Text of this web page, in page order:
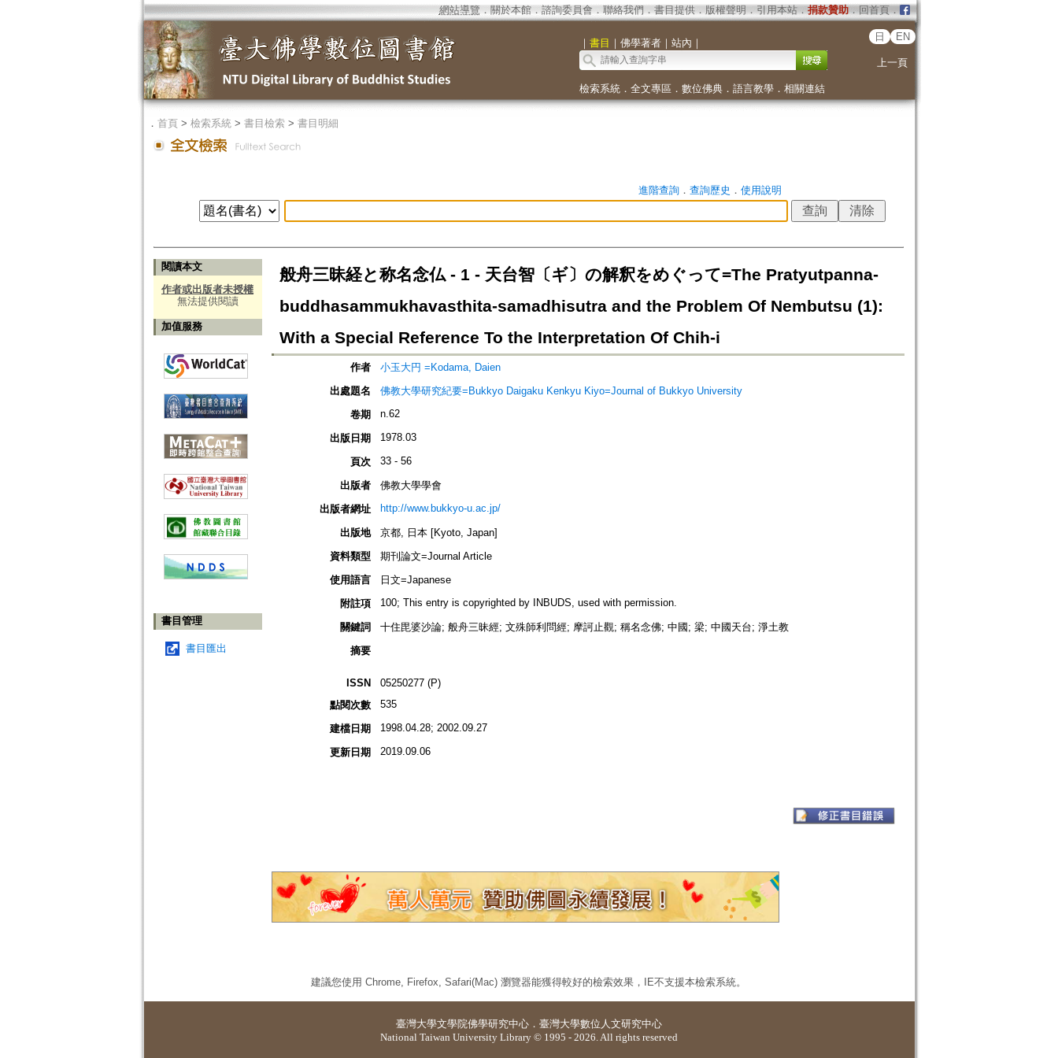
網站導覽 ． 關於本館． 諮詢委員會． 聯絡我們 ． 書目提供． 版權聲明 ． 引用本站． 捐款贊助．回首頁．
｜ 書目 ｜ 佛學著者｜ 站內 ｜
日 EN
上一頁
檢索系統． 全文專區 ． 數位佛典． 語言教學． 相關連結
． 首頁> 檢索系統> 書目檢索> 書目明細
進階查詢． 查詢歷史 ． 使用說明
閱讀本文
作者或出版者未授權
無法提供閱讀
加值服務
書目管理
書目匯出
般舟三昧経と称名念仏 - 1 - 天台智〔ギ〕の解釈をめぐって=The Pratyutpanna-
buddhasammukhavasthita-samadhisutra and the Problem Of Nembutsu (1):
With a Special Reference To the Interpretation Of Chih-i
作者
小玉大円 =Kodama, Daien
出處題名
佛教大學研究紀要=Bukkyo Daigaku Kenkyu Kiyo=Journal of Bukkyo University
卷期
n.62
出版日期 1978.03
頁次 33 - 56
出版者
佛教大學學會
出版者網址
http://www.bukkyo-u.ac.jp/
出版地
京都, 日本 [Kyoto, Japan]
資料類型
期刊論文=Journal Article
使用語言
日文=Japanese
附註項
100; This entry is copyrighted by INBUDS, used with permission.
關鍵詞
十住毘婆沙論; 般舟三昧經; 文殊師利問經; 摩訶止觀; 稱名念佛; 中國; 梁; 中國天台; 淨土教
摘要
ISSN
05250277 (P)
點閱次數
535
建檔日期 1998.04.28; 2002.09.27
更新日期 2019.09.06
建議您使用 Chrome, Firefox, Safari(Mac) 瀏覽器能獲得較好的檢索效果，IE不支援本檢索系統。
臺灣大學文學院佛學研究中心 ． 臺灣大學數位人文研究中心
National Taiwan University Library © 1995 - 2026. All rights reserved